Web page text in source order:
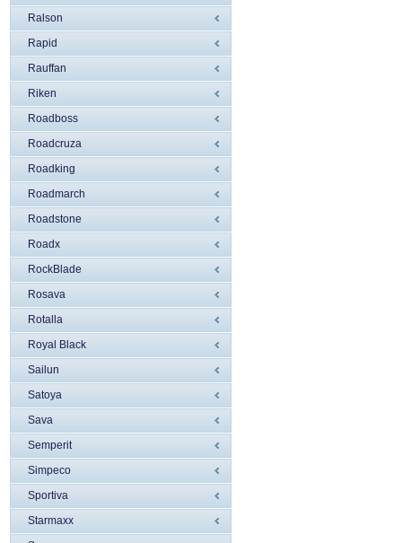
Ralson
Rapid
Rauffan
Riken
Roadboss
Roadcruza
Roadking
Roadmarch
Roadstone
Roadx
RockBlade
Rosava
Rotalla
Royal Black
Sailun
Satoya
Sava
Semperit
Simpeco
Sportiva
Starmaxx